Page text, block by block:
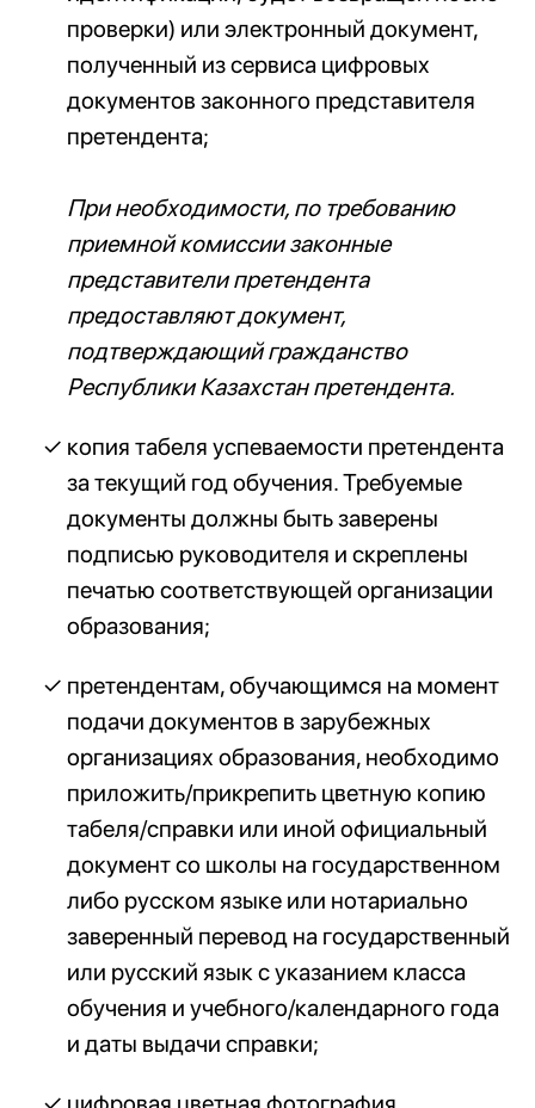
проверки) или электронный документ,
полученный из сервиса цифровых
документов законного представителя
претендента;
При необходимости, по требованию
приемной комиссии законные
представители претендента
предоставляют документ,
подтверждающий гражданство
Республики Казахстан претендента.
копия табеля успеваемости претендента
за текущий год обучения. Требуемые
документы должны быть заверены
подписью руководителя и скреплены
печатью соответствующей организации
образования;
претендентам, обучающимся на момент
подачи документов в зарубежных
организациях образования, необходимо
приложить/прикрепить цветную копию
табеля/справки или иной официальный
документ со школы на государственном
либо русском языке или нотариально
заверенный перевод на государственный
или русский язык с указанием класса
обучения и учебного/календарного года
и даты выдачи справки;